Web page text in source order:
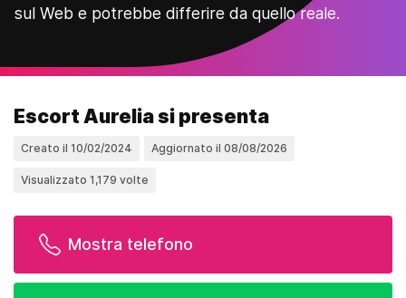
sul Web e potrebbe differire da quello reale.
Escort Aurelia si presenta
Creato il 10/02/2024 Aggiornato il 08/08/2026
Visualizzato 1,179 volte
Mostra telefono